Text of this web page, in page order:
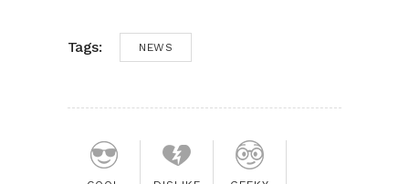
Tags: NEWS